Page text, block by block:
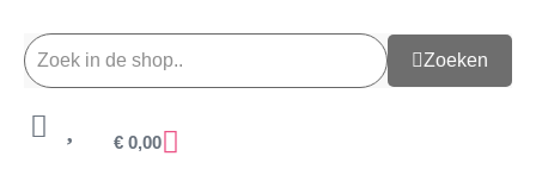
Zoeken
€ 0,00